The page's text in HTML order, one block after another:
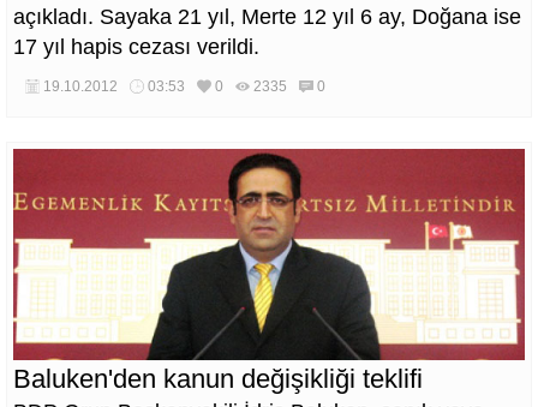
açıkladı. Sayaka 21 yıl, Merte 12 yıl 6 ay, Doğana ise
17 yıl hapis cezası verildi.
19.10.2012 03:53 0 2335 0
Baluken'den kanun değişikliği teklifi